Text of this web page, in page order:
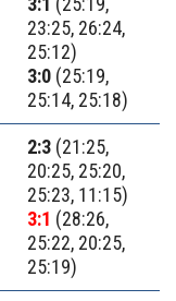
23:25, 26:24,
25:12)
3:0 (25:19,
25:14, 25:18)
2:3 (21:25,
20:25, 25:20,
25:23, 11:15)
3:1 (28:26,
25:22, 20:25,
25:19)